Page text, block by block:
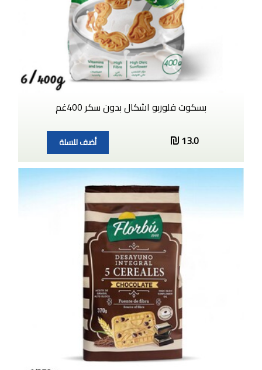
بسكوت فلوربو اشكال بدون سكر 400غم
13.0
أضف للسلة